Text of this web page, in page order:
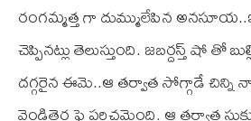
రంగమ్మత్త గా దుమ్ములేపిన
చెప్పినట్లు తెలుస్తుంది. జబర్దస్త్ షో తో
దగ్గరైన ఈమె..ఆ తర్వాత సోగ్గాడే చిన్ని
వెండితెర ఫై పరిచమైంది. ఆ తర్వాత